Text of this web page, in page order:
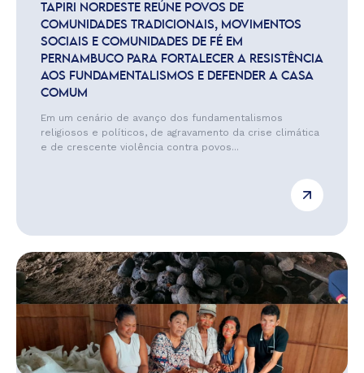
TAPIRI NORDESTE REÚNE POVOS DE
COMUNIDADES TRADICIONAIS, MOVIMENTOS
SOCIAIS E COMUNIDADES DE FÉ EM
PERNAMBUCO PARA FORTALECER A RESISTÊNCIA
AOS FUNDAMENTALISMOS E DEFENDER A CASA
COMUM
Em um cenário de avanço dos fundamentalismos
religiosos e políticos, de agravamento da crise climática
e de crescente violência contra povos...